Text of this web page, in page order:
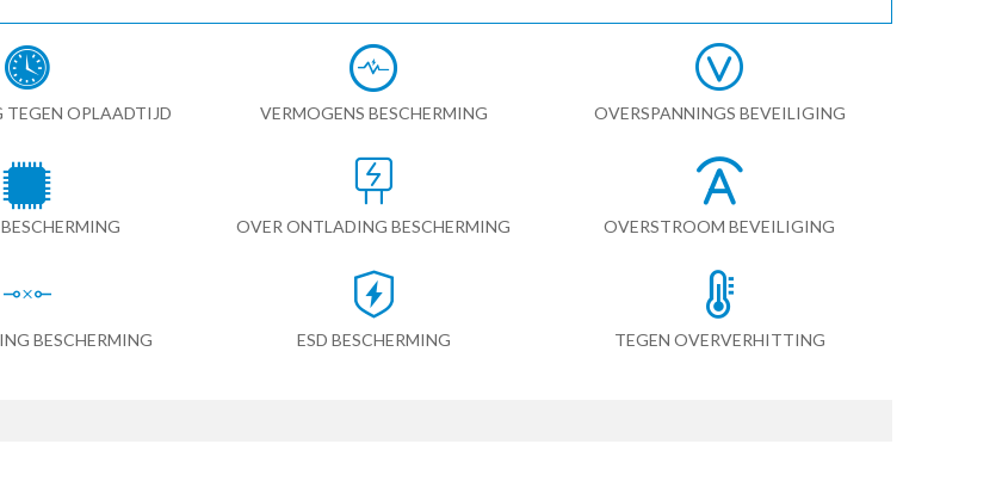
TEGEN OPLAADTIJD VERMOGENS BESCHERMING OVERSPANNINGS BEVEILIGING
OVER ONTLADING BESCHERMING OVERSTROOM BEVEILIGING
BESCHERMING ESD BESCHERMING TEGEN OVERVERHITTING